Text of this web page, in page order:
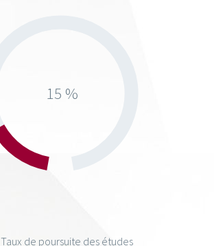
15 %
Taux de poursuite des études